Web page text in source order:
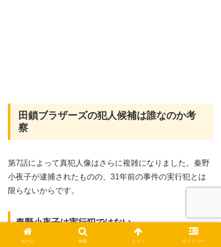
田鎖ブラザーズの犯人候補は誰なのか考
察
第7話によって真犯人像はさらに複雑になりました。秦野
小夜子が逮捕されたものの、31年前の事件の実行犯とは
限らないからです。
秦野小夜子は実行犯ではない
ホーム 検索 トップ サイドバー